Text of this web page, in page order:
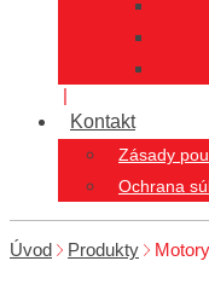
Kontakt
Zásady
Ochrana
Úvod Produkty Motory